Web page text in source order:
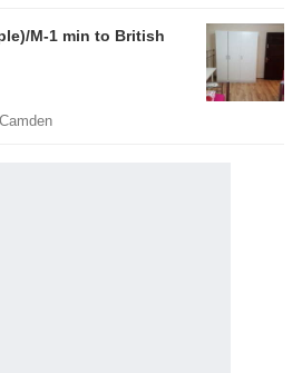
M-1 min to British